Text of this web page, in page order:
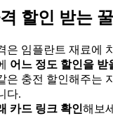
할인 받는
은 임플란트 재료에
어느 정도 할인을 받
은 충전 할인해주는
다.
카드 링크 확인해보